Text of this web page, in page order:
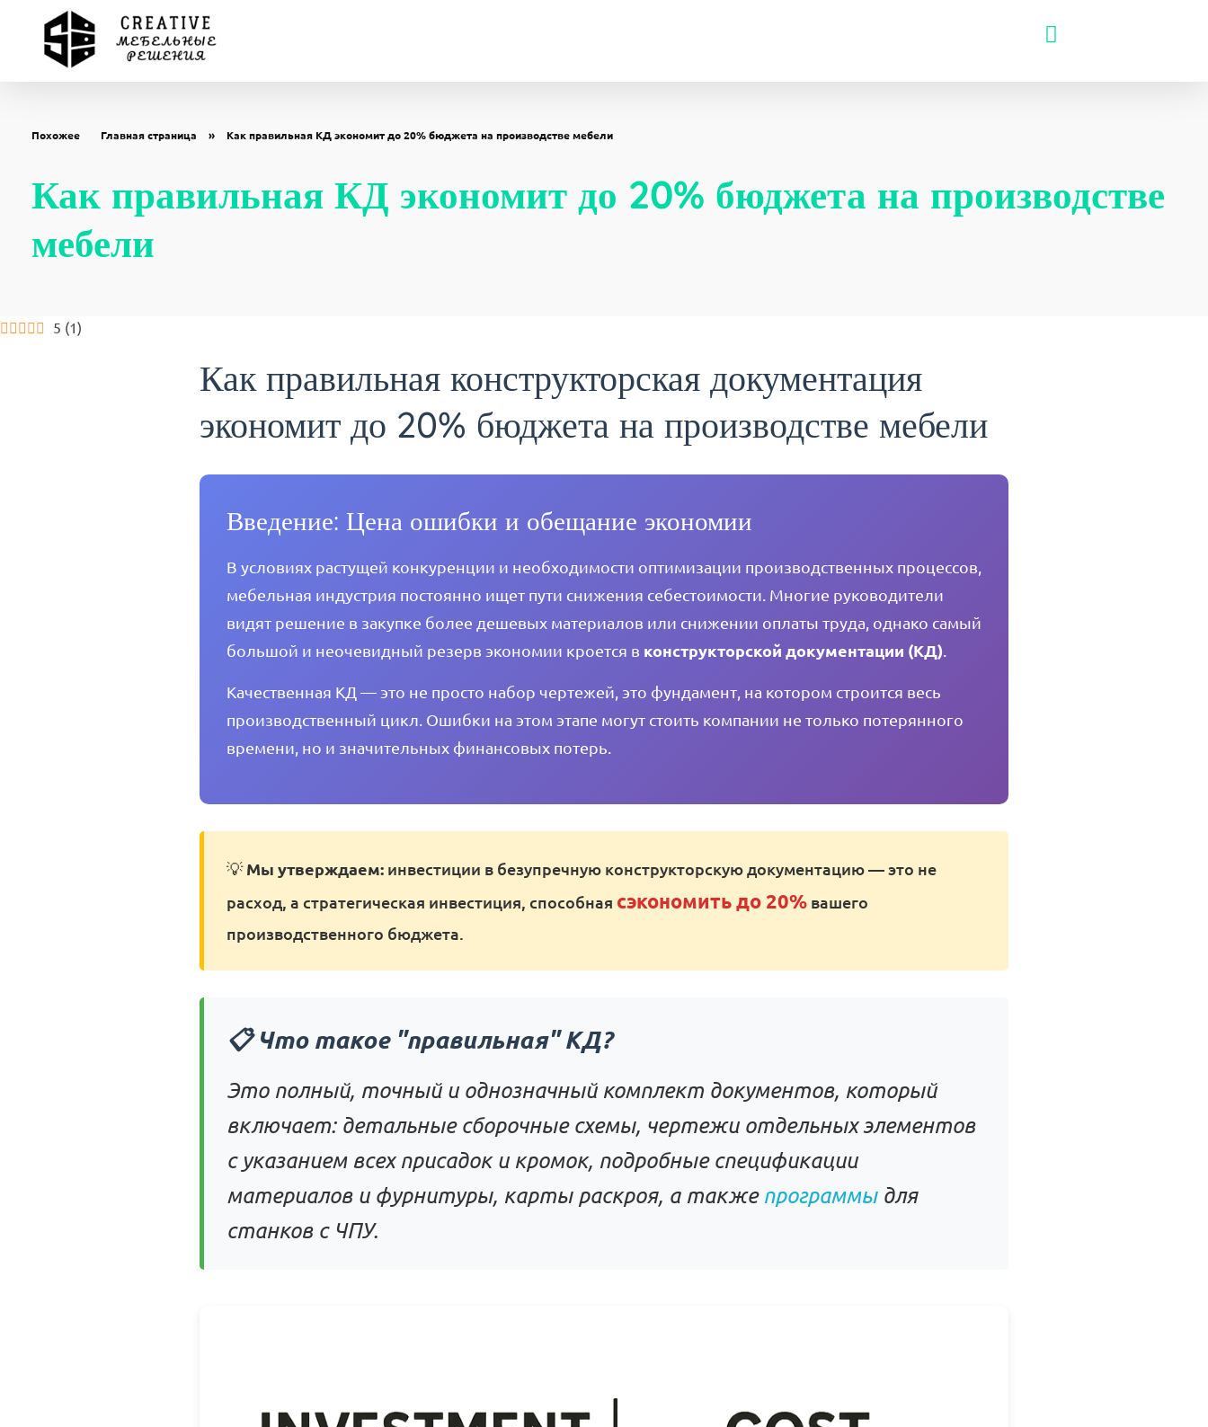
Мебель на заказ в Ставрополе. Изготовление мебели от производителя по индивидуальным размерам
Похожее Главная страница » Как правильная КД экономит до 20% бюджета на производстве мебели
Как правильная КД экономит до 20% бюджета на производстве
мебели
5 (1)
Как правильная конструкторская документация
экономит до 20% бюджета на производстве мебели
Введение: Цена ошибки и обещание экономии
В условиях растущей конкуренции и необходимости оптимизации производственных процессов,
мебельная индустрия постоянно ищет пути снижения себестоимости. Многие руководители
видят решение в закупке более дешевых материалов или снижении оплаты труда, однако самый
большой и неочевидный резерв экономии кроется в конструкторской документации (КД)
Качественная КД — это не просто набор чертежей, это фундамент, на котором строится весь
производственный цикл. Ошибки на этом этапе могут стоить компании не только потерянного
времени, но и значительных финансовых потерь.
💡Мы утверждаем: инвестиции в безупречную конструкторскую документацию — это не
расход, а стратегическая инвестиция, способная сэкономить до 20% вашего
производственного бюджета.
📋 Что такое "правильная" КД?
Это полный, точный и однозначный комплект документов, который
включает: детальные сборочные схемы, чертежи отдельных элементов
с указанием всех присадок и кромок, подробные спецификации
материалов и фурнитуры, карты раскроя, а также программыдля
станков с ЧПУ.